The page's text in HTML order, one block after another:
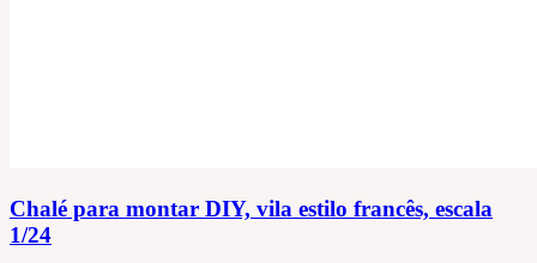
Chalé para montar DIY, vila estilo francês, escala
1/24